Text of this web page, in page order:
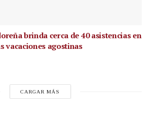
brinda cerca de 40 asistencias en
vacaciones agostinas
CARGAR MÁS